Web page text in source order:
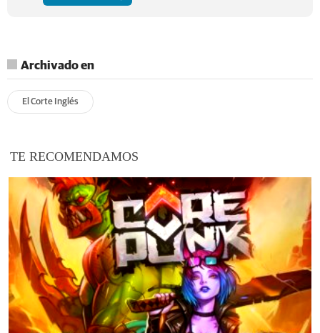
Archivado en
El Corte Inglés
TE RECOMENDAMOS